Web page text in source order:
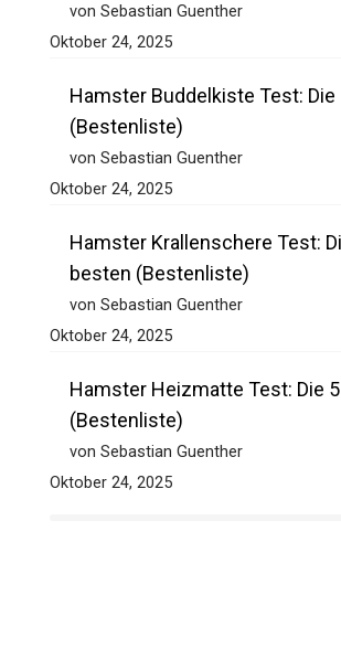
von Sebastian Guenther
Oktober 24, 2025
Hamster Buddelkiste Test: Die
(Bestenliste)
von Sebastian Guenther
Oktober 24, 2025
Hamster Krallenschere Test:
besten (Bestenliste)
von Sebastian Guenther
Oktober 24, 2025
Hamster Heizmatte Test: Die
(Bestenliste)
von Sebastian Guenther
Oktober 24, 2025